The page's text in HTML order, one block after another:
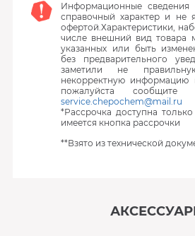
Информационные сведения
справочный характер и не
офертой.Характеристики,
числе внешний вид товара
указанных или быть
без предварительного
заметили не
некорректную информацию
пожалуйста
service.chepochem@mail.ru
*Рассрочка доступна
имеется кнопка рассрочки
**Взято из технической